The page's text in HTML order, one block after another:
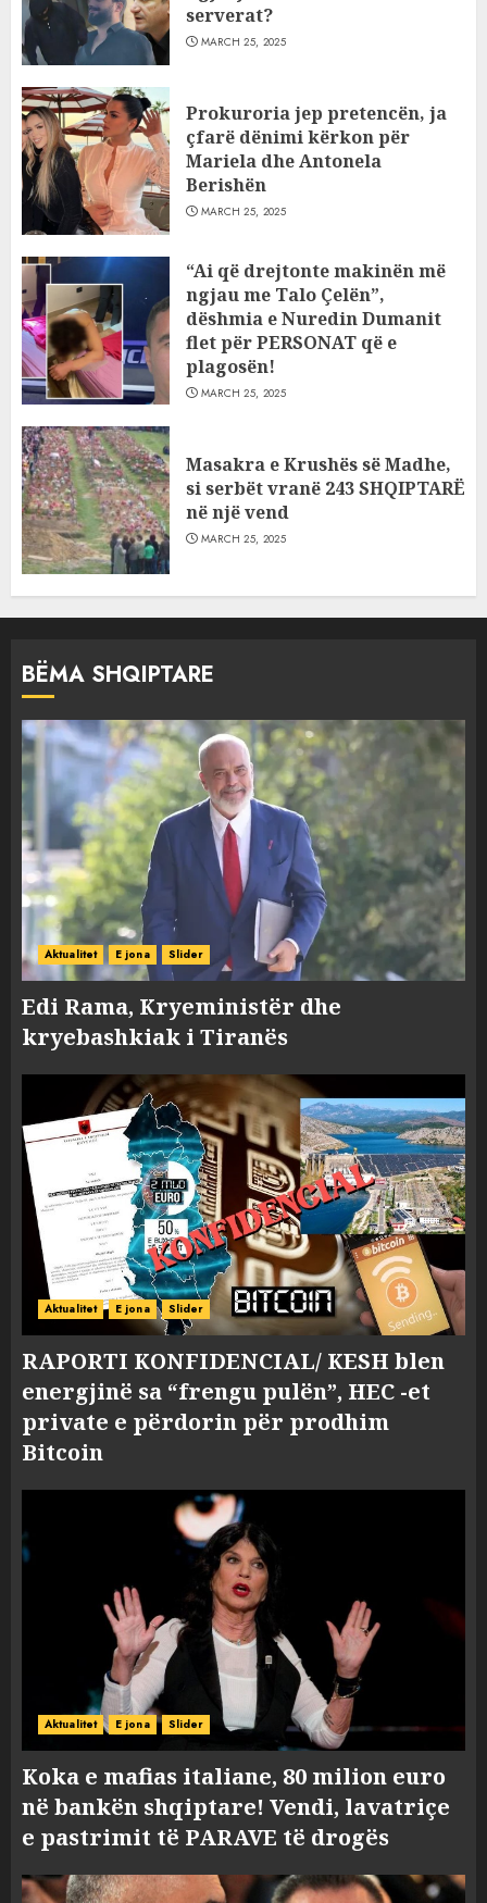
serverat?
MARCH 25, 2025
Prokuroria jep pretencën, ja
çfarë dënimi kërkon për
Mariela dhe Antonela
Berishën
MARCH 25, 2025
“Ai që drejtonte makinën më
ngjau me Talo Çelën”,
dëshmia e Nuredin Dumanit
flet për PERSONAT që e
plagosën!
MARCH 25, 2025
Masakra e Krushës së Madhe,
si serbët vranë 243 SHQIPTARË
në një vend
MARCH 25, 2025
BËMA SHQIPTARE
Aktualitet E jona Slider
Edi Rama, Kryeministër dhe
kryebashkiak i Tiranës
Aktualitet E jona Slider
RAPORTI KONFIDENCIAL/ KESH blen
energjinë sa “frengu pulën”, HEC -et
private e përdorin për prodhim
Bitcoin
Aktualitet E jona Slider
Koka e mafias italiane, 80 milion euro
në bankën shqiptare! Vendi, lavatriçe
e pastrimit të PARAVE të drogës